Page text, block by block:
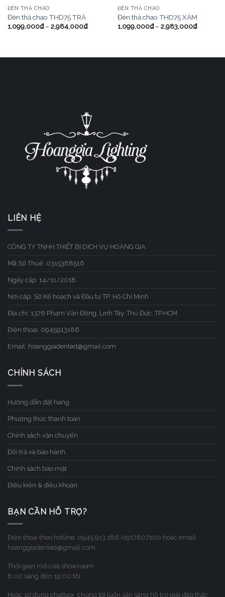
ĐÈN THẢ CHAO
Đèn thả chao THD75 TRÀ
1,099,000₫– 2,984,000₫
ĐÈN THẢ CHAO
Đèn thả chao THD75 XÁM
1,099,000₫– 2,983,000₫
LIÊN HỆ
CÔNG TY TNHH THIẾT BỊ DỊCH VỤ HOÀNG GIA
Mã Số Thuế: 0315388516
Ngày cấp: 14/11/2018
Nơi cấp: Sở Kế hoạch và Đầu tư TP. Hồ Chí Minh
Địa chỉ: 1376 Phạm Văn Đồng, Linh Tây, Thủ Đức, TP.HCM
Điện thoại: 0945913186
Email: hoanggiadenled@gmail.com
CHÍNH SÁCH
Hướng dẫn đặt hàng
Phương thức thanh toán
Chính sách vận chuyển
Đổi trả và bảo hành
Chính sách bảo mật
Điều kiện & điều khoản
BẠN CẦN HỖ TRỢ?
Điện thoại theo hotline: 0945.913.186-0917807100 hoặc email:
hoanggiadenled@gmail.com
Thời gian mở cửa showroom:
8:00 sáng đến 19:00 tối
Hoặc sử dụng chatbox, chúng tôi luôn sẳn sàng hỗ trợ giải đáp thắc